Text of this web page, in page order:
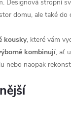
Designová stropní
domu, ale také do
kousky, které vám
kombinují, ať
nebo naopak